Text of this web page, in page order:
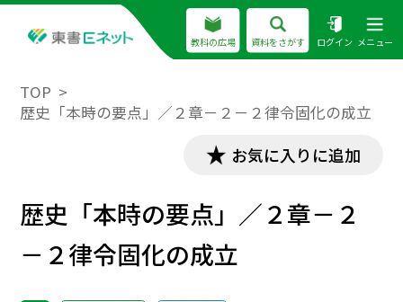
教科の広場 資料をさがす ログイン メニュー
TOP
歴史「本時の要点」／２章－２－２律令固化の成立
お気に入りに追加
歴史「本時の要点」／２章－２
－２律令固化の成立